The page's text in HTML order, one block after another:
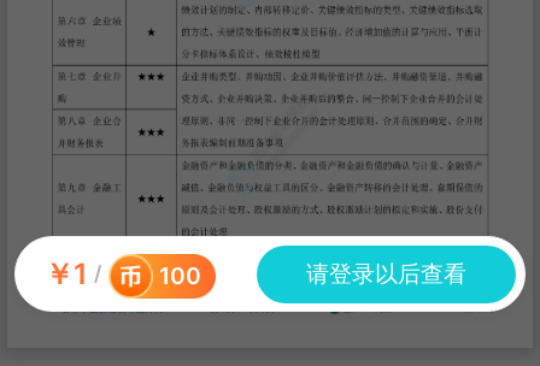
￥1 / 100 请登录以后查看